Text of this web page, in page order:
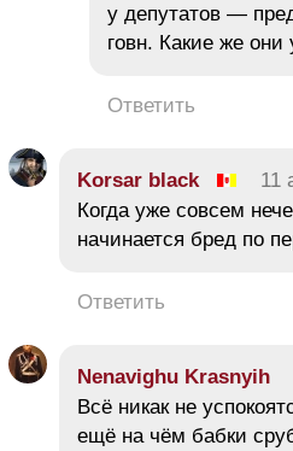
у депутатов —
говн. Какие же они
Ответить
Korsar black 11
Когда уже совсем
начинается бред по
Ответить
Nenavighu Krasnyih
Всё никак не
ещё на чём бабки